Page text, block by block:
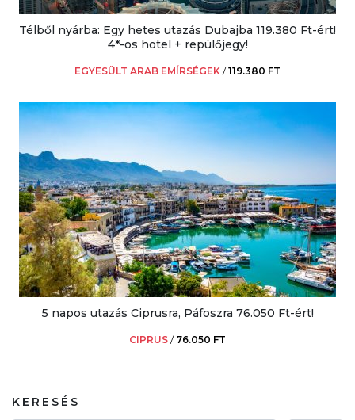
Télből nyárba: Egy hetes utazás Dubajba 119.380 Ft-ért!
4*-os hotel + repülőjegy!
EGYESÜLT ARAB EMÍRSÉGEK /119.380 FT
5 napos utazás Ciprusra, Páfoszra 76.050 Ft-ért!
CIPRUS / 76.050 FT
KERESÉS